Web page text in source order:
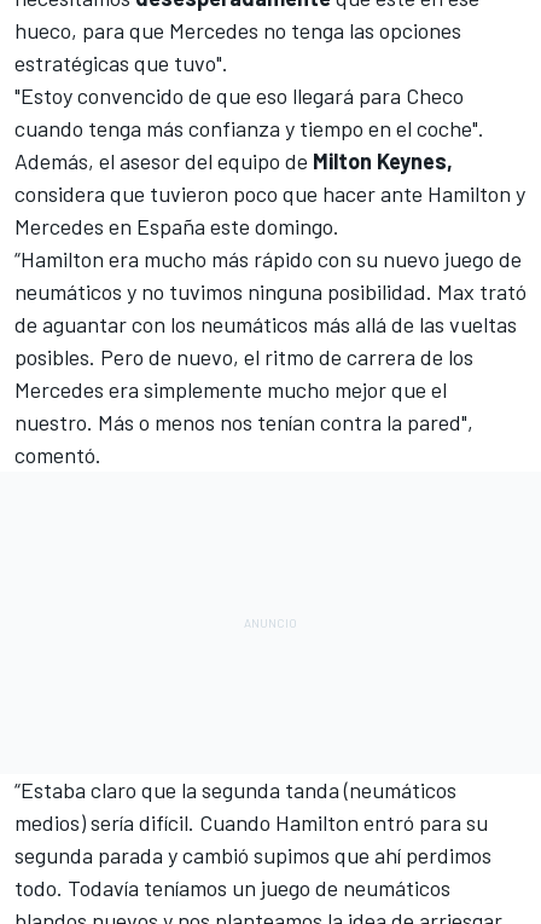
hueco, para que Mercedes no tenga las opciones
estratégicas que tuvo".
"Estoy convencido de que eso llegará para Checo
cuando tenga más confianza y tiempo en el coche".
Además, el asesor del equipo de Milton Keynes,
considera que tuvieron poco que hacer ante Hamilton y
Mercedes en España este domingo.
“Hamilton era mucho más rápido con su nuevo juego de
neumáticos y no tuvimos ninguna posibilidad. Max trató
de aguantar con los neumáticos más allá de las vueltas
posibles. Pero de nuevo, el ritmo de carrera de los
Mercedes era simplemente mucho mejor que el
nuestro. Más o menos nos tenían contra la pared",
comentó.
“Estaba claro que la segunda tanda (neumáticos
medios) sería difícil. Cuando Hamilton entró para su
segunda parada y cambió supimos que ahí perdimos
todo. Todavía teníamos un juego de neumáticos